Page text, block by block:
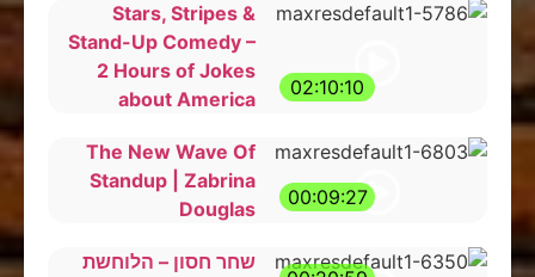
02:10:10
Stars, Stripes &
Stand-Up Comedy –
2 Hours of Jokes
about America
00:09:27
The New Wave Of
Standup | Zabrina
Douglas
שחר חסון – הלוחשת